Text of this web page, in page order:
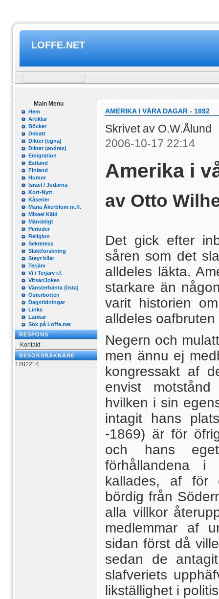
LOFFE.NET
Main Menu
Hem
Artiklar
Böcker
Debatt
Dikter (egna)
Dikter (andras)
Emigration
Estland
Finland
Humor
Israel / Judarna
Kort-Nytt
Kåserier
Maria Åkerblom m.fl.
Mikael Käld
Mänskligt
Perioder
Religion
Sekretess
Släktforskning
Steyr bilar
Terjärv
Vi i Terjärv r.f.
Vitsar/Jokes
Vänsterhänta (lista)
Österbotten
Dagstidningar
Links
Länkar
Sök på Loffe.net
RESPONS
Kontakt
BESÖKSRÄKNARE
1282214
AMERIKA I VÅRA DAGAR - 1892
Skrivet av O.W.Ålund
2006-10-17 22:14
Amerika i
av Otto
Det gick efter
såren som det
alldeles läkta.
starkare än
varit historien
alldeles
Negern och
men ännu ej
kongressakt af
envist
hvilken i sin
intagit hans
-1869) är för
och hans
förhållandena i
kallades, af för
bördig från
alla villkor
medlemmar af
sidan först då
sedan de
slafveriets
likställighet i